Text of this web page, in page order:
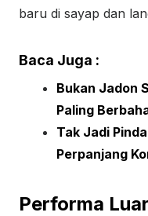
baru di sayap dan
Baca Juga :
Bukan Jadon
Paling
Tak Jadi
Perpanjang
Performa